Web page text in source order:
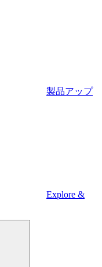
製品アップ
Explore &